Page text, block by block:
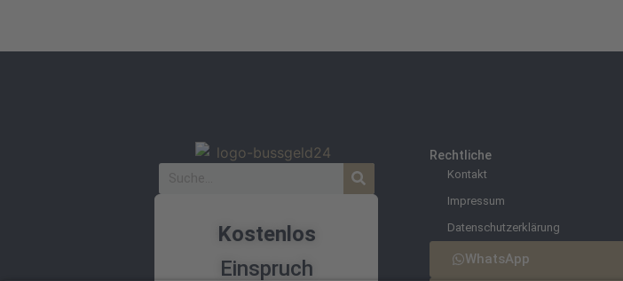
Kostenlos
Einspruch
Rechtliche
Kontakt
Impressum
Datenschutzerklärung
WhatsApp